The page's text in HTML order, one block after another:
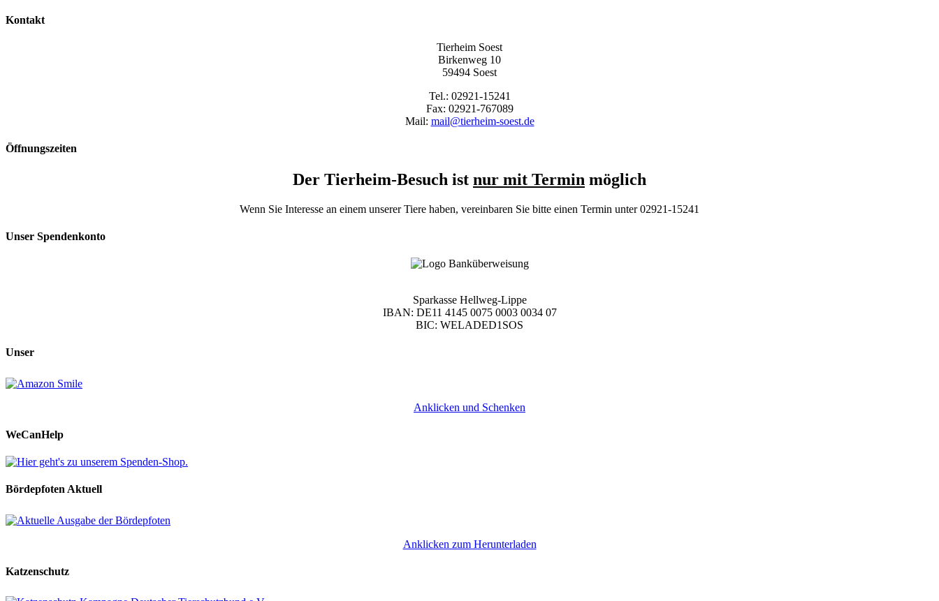
Kontakt
Tierheim Soest
Birkenweg 10
59494 Soest
Tel.: 02921-15241
Fax: 02921-767089
Mail: mail@tierheim-soest.de
Öffnungszeiten
Der Tierheim-Besuch ist nur mit Termin möglich
Wenn Sie Interesse an einem unserer Tiere haben, vereinbaren Sie bitte einen Termin unter 02921-15241
Unser Spendenkonto
Sparkasse Hellweg-Lippe
IBAN: DE11 4145 0075 0003 0034 07
BIC: WELADED1SOS
Unser
Anklicken und Schenken
WeCanHelp
Bördepfoten Aktuell
Anklicken zum Herunterladen
Katzenschutz